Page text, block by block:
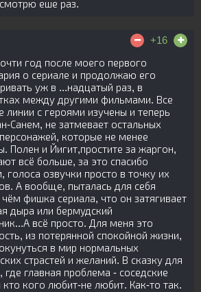
еше раз.
+16
год после моего первого
о сериале и продолжаю его
уж в ...надцатый раз, в
между другими фильмами. Все
линии с героями изучены и теперь
Санем, не затмевает остальных
которые не менее
Полен и Йигит,простите за жаргон,
всё больше, за это спасибо
голоса озвучки просто в точку их
А вообще, пыталась для себя
чём фишка сериала, что он затягивает
дыра или бермудский
всё просто. Для меня это
из потерянной спокойной жизни,
в мир нормальных
страстей и желаний. В сказку для
где главная проблема - соседские
кто кого любит-не любит. Как-то так.